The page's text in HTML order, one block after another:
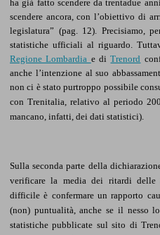
ha già fatto scendere da trentadue
scendere ancora, con l’obiettivo di
legislatura” (pag. 12). Precisiamo,
statistiche ufficiali al riguardo.
Regione Lombardia e diTrenord
anche l’intenzione al suo
non ci è stato purtroppo possibile
con Trenitalia, relativo al periodo
mancano, infatti, dei dati statistici).
Sulla seconda parte della
verificare la media dei ritardi
difficile è confermare un rapporto
(non) puntualità, anche se il nesso
statistiche pubblicate sul sito di